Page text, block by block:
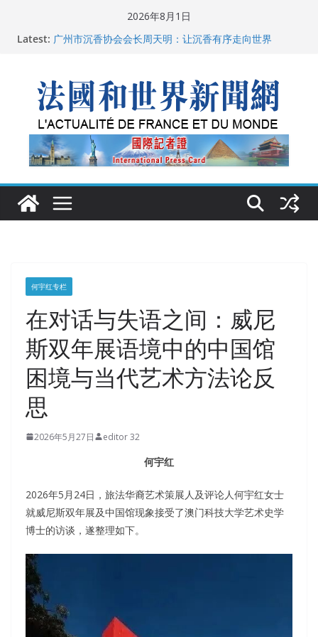
2026年8月1日
Latest: 父亲的日记
广州市沉香协会会长周天明：让沉香有序走向世界
从一杯沉香叶茶到一缕海南天香：加拿大茶艺师邓岚月
海南沉香文化考察纪行
何宇红专栏
在对话与失语之间：威尼
斯双年展语境中的中国馆
困境与当代艺术方法论反
思
2026年5月27日 editor 32
何宇红
2026年5月24日，旅法华裔艺术策展人及评论人何宇红女士
就威尼斯双年展及中国馆现象接受了澳门科技大学艺术史学
博士的访谈，遂整理如下。